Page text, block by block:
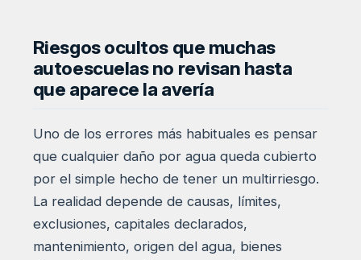
Riesgos ocultos que muchas
autoescuelas no revisan hasta
que aparece la avería
Uno de los errores más habituales es pensar
que cualquier daño por agua queda cubierto
por el simple hecho de tener un multirriesgo.
La realidad depende de causas, límites,
exclusiones, capitales declarados,
mantenimiento, origen del agua, bienes